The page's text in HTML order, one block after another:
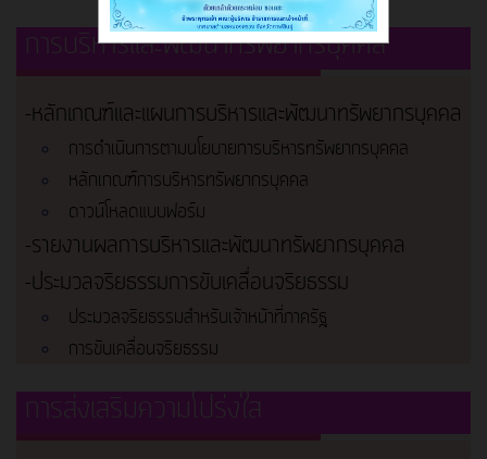
การบริหารและพัฒนาทรัพยากรบุคคล
-หลักเกณฑ์และแผนการบริหารและพัฒนาทรัพยากรบุคคล
การดำเนินการตามนโยบายการบริหารทรัพยากรบุคคล
หลักเกณฑ์การบริหารทรัพยากรบุคคล
ดาวน์โหลดแบบฟอร์ม
-รายงานผลการบริหารและพัฒนาทรัพยากรบุคคล
-ประมวลจริยธรรมการขับเคลื่อนจริยธรรม
ประมวลจริยธรรมสำหรับเจ้าหน้าที่ภาครัฐ
การขับเคลื่อนจริยธรรม
การส่งเสริมความโปร่งใส